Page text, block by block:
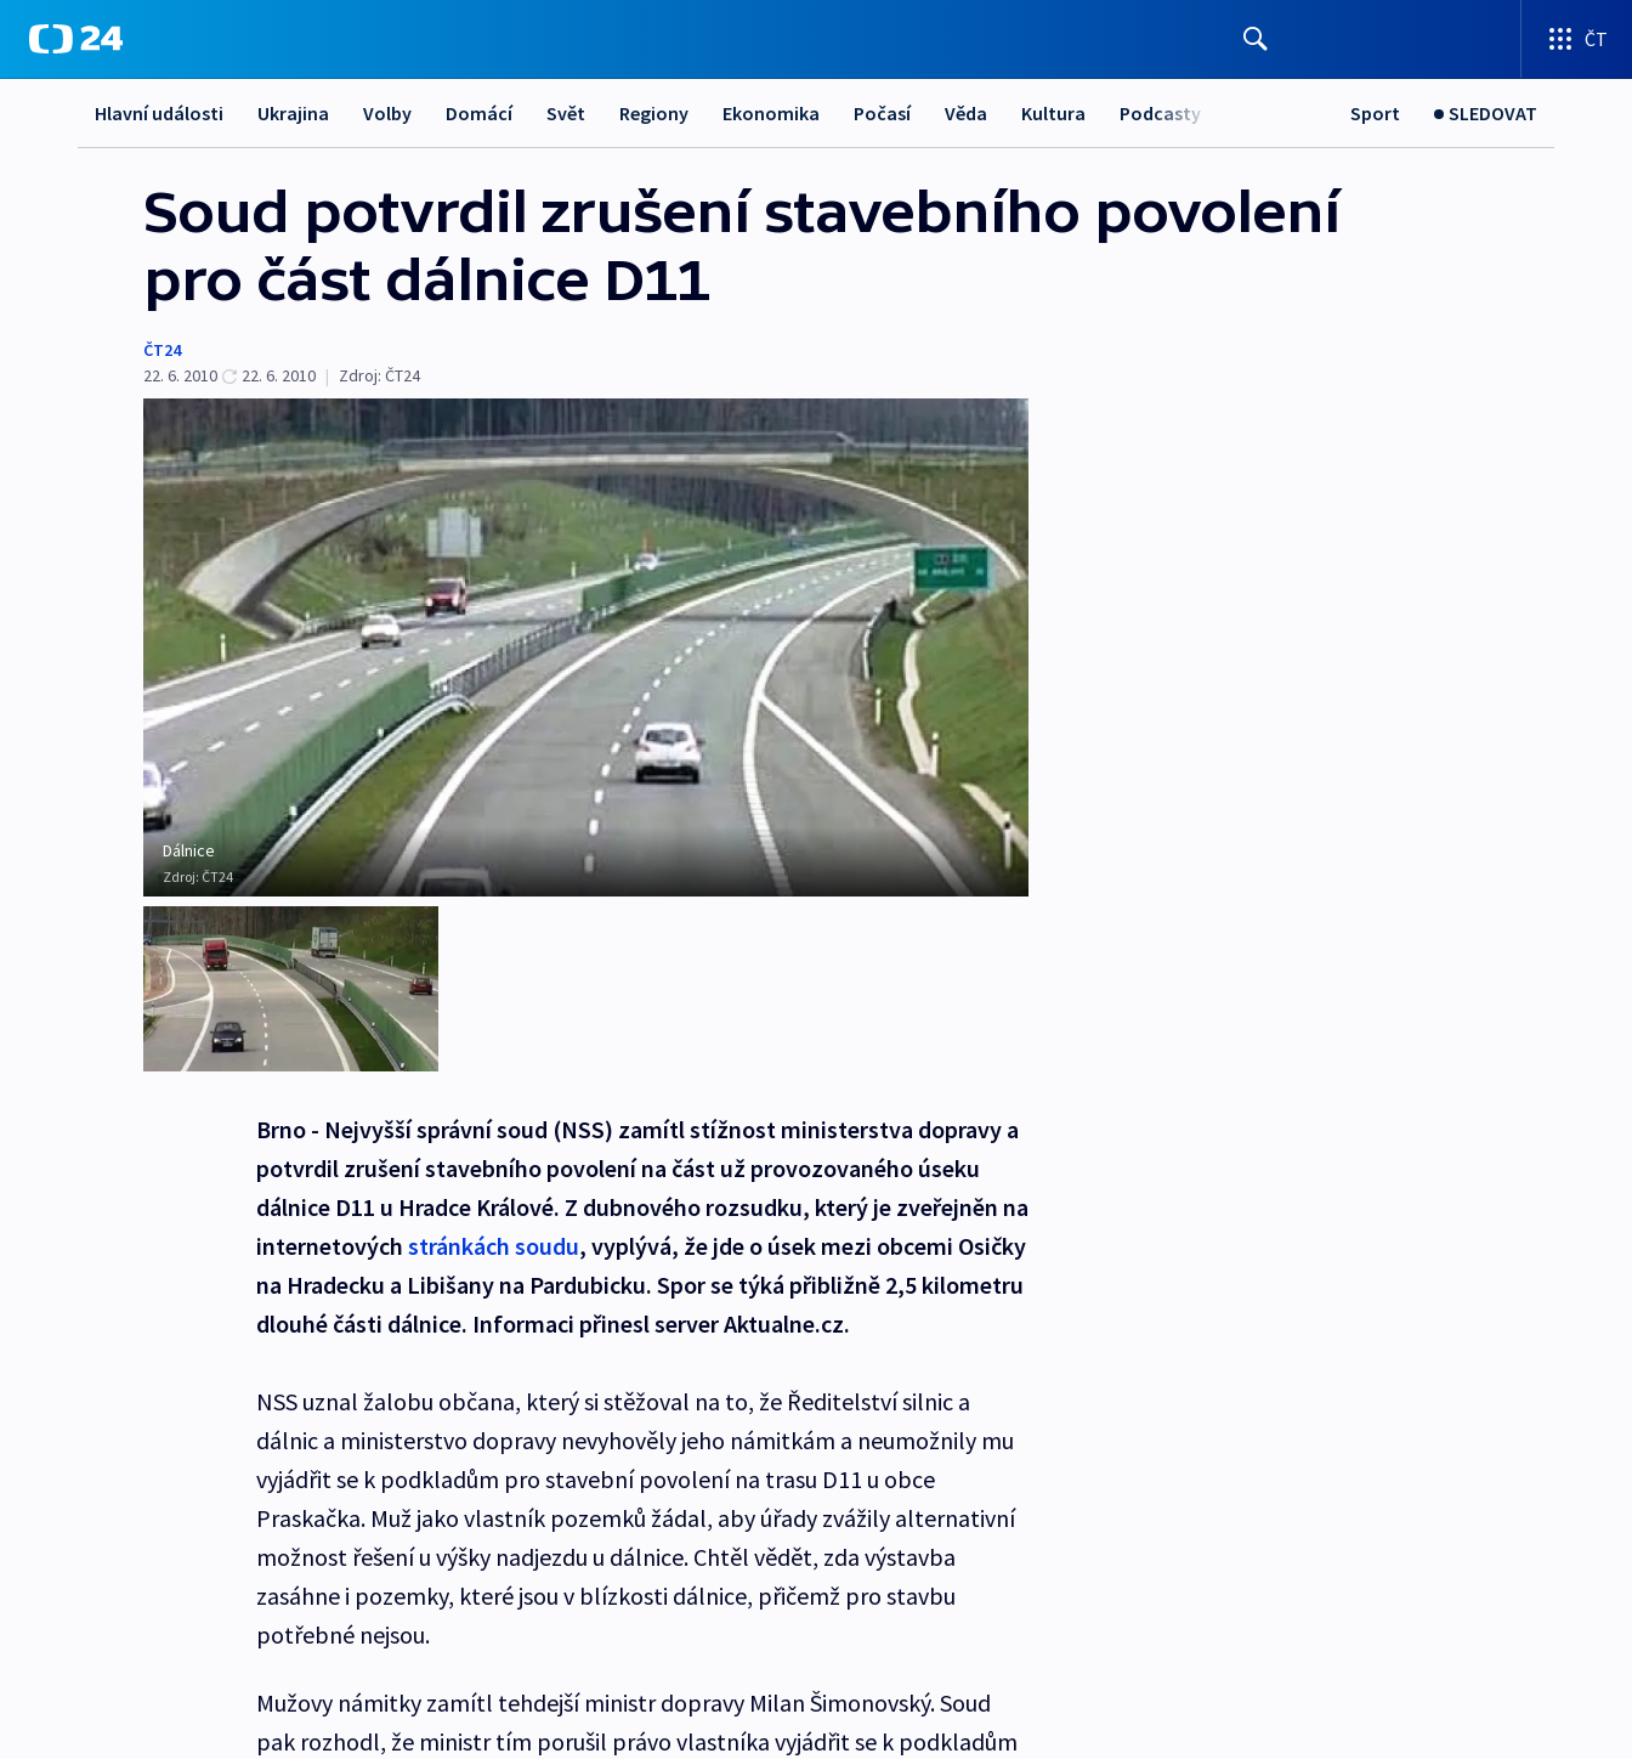
ČT
Hlavní události Ukrajina Volby Domácí Svět Regiony Ekonomika Počasí Věda Kultura Podcasty Sport SLEDOVAT
Soud potvrdil zrušení stavebního povolení
pro část dálnice D11
ČT24
22. 6. 2010
22. 6. 2010 | Zdroj: ČT24
Dálnice
Zdroj: ČT24
Brno - Nejvyšší správní soud (NSS) zamítl stížnost ministerstva dopravy a
potvrdil zrušení stavebního povolení na část už provozovaného úseku
dálnice D11 u Hradce Králové. Z dubnového rozsudku, který je zveřejněn na
internetových stránkách soudu, vyplývá, že jde o úsek mezi obcemi Osičky
na Hradecku a Libišany na Pardubicku. Spor se týká přibližně 2,5 kilometru
dlouhé části dálnice. Informaci přinesl server Aktualne.cz.
NSS uznal žalobu občana, který si stěžoval na to, že Ředitelství silnic a
dálnic a ministerstvo dopravy nevyhověly jeho námitkám a neumožnily mu
vyjádřit se k podkladům pro stavební povolení na trasu D11 u obce
Praskačka. Muž jako vlastník pozemků žádal, aby úřady zvážily alternativní
možnost řešení u výšky nadjezdu u dálnice. Chtěl vědět, zda výstavba
zasáhne i pozemky, které jsou v blízkosti dálnice, přičemž pro stavbu
potřebné nejsou.
Mužovy námitky zamítl tehdejší ministr dopravy Milan Šimonovský. Soud
pak rozhodl, že ministr tím porušil právo vlastníka vyjádřit se k podkladům